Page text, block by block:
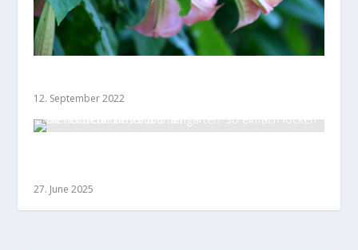
12. September 2022
27. June 2025